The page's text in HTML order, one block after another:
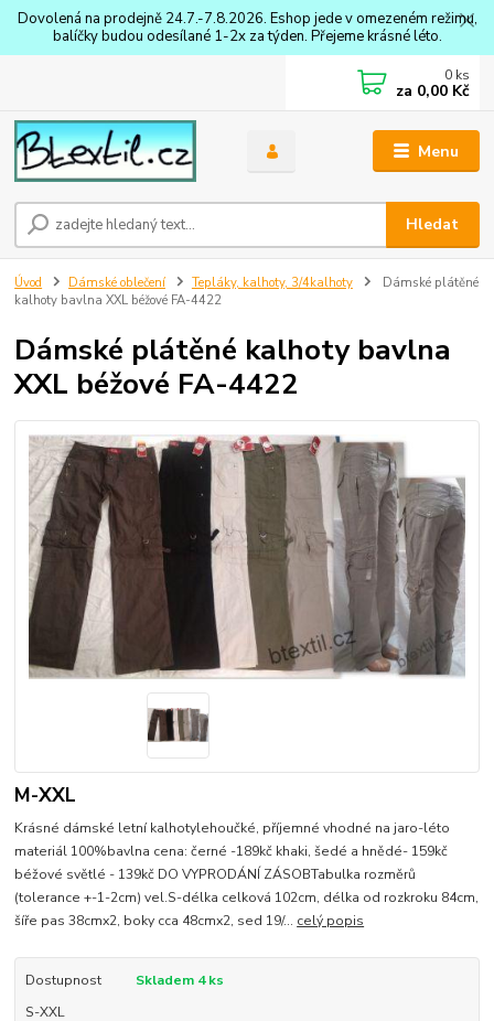
Dovolená na prodejně 24.7.-7.8.2026. Eshop jede v omezeném režimu,
balíčky budou odesílané 1-2x za týden. Přejeme krásné léto.
Menu
Hledat
0 ks
za 0,00 Kč
Úvod Dámské oblečení Tepláky, kalhoty, 3/4kalhoty
Dámské plátěné
kalhoty bavlna XXL béžové FA-4422
Dámské plátěné kalhoty bavlna
XXL béžové FA-4422
M-XXL
Krásné dámské letní kalhotylehoučké, příjemné vhodné na jaro-léto
materiál 100%bavlna cena: černé -189kč khaki, šedé a hnědé- 159kč
béžové světlé - 139kč DO VYPRODÁNÍ ZÁSOBTabulka rozměrů
(tolerance +-1-2cm) vel.S-délka celková 102cm, délka od rozkroku 84cm,
šíře pas 38cmx2, boky cca 48cmx2, sed 19/... celý popis
Dostupnost
Skladem 4 ks
S-XXL